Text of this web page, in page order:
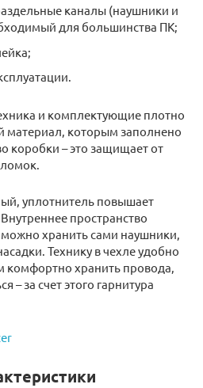
каналы (наушники и
для большинства ПК;
и комплектующие плотно
материал, которым заполнено
коробки – это защищает от
уплотнитель повышает
пространство
хранить сами наушники,
Технику в чехле удобно
комфортно хранить провода,
– за счет этого гарнитура